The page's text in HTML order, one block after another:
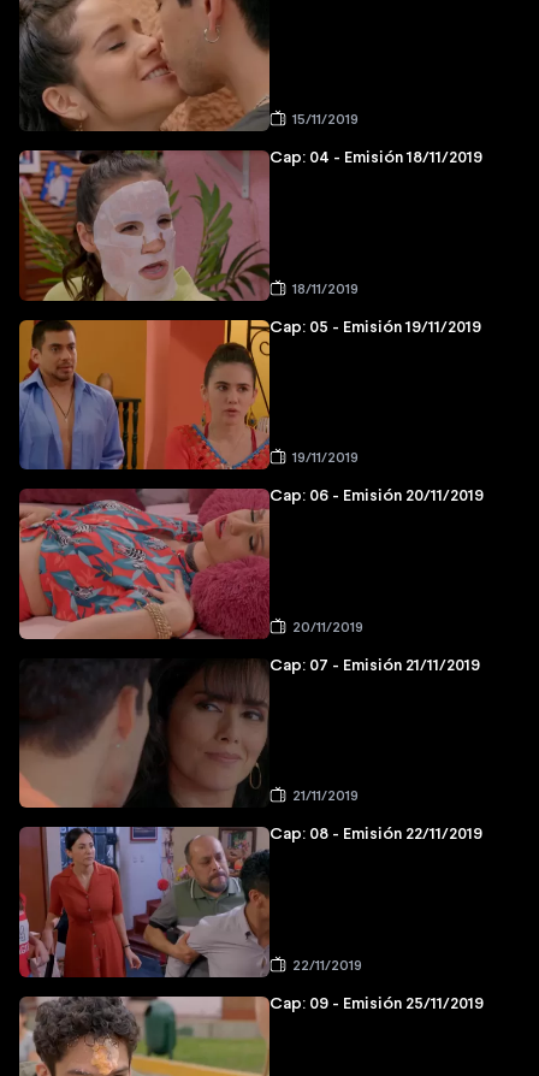
15/11/2019
Cap: 04 - Emisión 18/11/2019
18/11/2019
Cap: 05 - Emisión 19/11/2019
19/11/2019
Cap: 06 - Emisión 20/11/2019
20/11/2019
Cap: 07 - Emisión 21/11/2019
21/11/2019
Cap: 08 - Emisión 22/11/2019
22/11/2019
Cap: 09 - Emisión 25/11/2019